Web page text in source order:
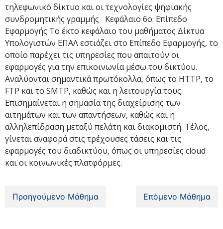
τηλεφωνικό δίκτυο και οι τεχνολογίες ψηφιακής
συνδρομητικής γραμμής Κεφάλαιο 6ο: Επίπεδο
Εφαρμογής Το έκτο κεφάλαιο του μαθήματος Δίκτυα
Υπολογιστών ΕΠΑΛ εστιάζει στο Επίπεδο Εφαρμογής, το
οποίο παρέχει τις υπηρεσίες που απαιτούν οι
εφαρμογές για την επικοινωνία μέσω του δικτύου.
Αναλύονται σημαντικά πρωτόκολλα, όπως το HTTP, το
FTP και το SMTP, καθώς και η λειτουργία τους.
Επισημαίνεται η σημασία της διαχείρισης των
αιτημάτων και των απαντήσεων, καθώς και η
αλληλεπίδραση μεταξύ πελάτη και διακομιστή. Τέλος,
γίνεται αναφορά στις τρέχουσες τάσεις και τις
εφαρμογές του διαδικτύου, όπως οι υπηρεσίες cloud
και οι κοινωνικές πλατφόρμες.
Προηγούμενο Μάθημα Επόμενο Μάθημα